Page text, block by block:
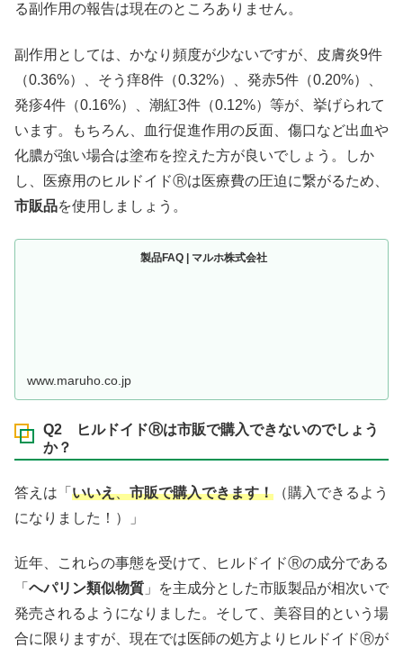
る副作用の報告は現在のところありません。
副作用としては、かなり頻度が少ないですが、皮膚炎9件
（0.36%）、そう痒8件（0.32%）、発赤5件（0.20%）、
発疹4件（0.16%）、潮紅3件（0.12%）等が、挙げられて
います。もちろん、血行促進作用の反面、傷口など出血や
化膿が強い場合は塗布を控えた方が良いでしょう。しか
し、医療用のヒルドイドⓇは医療費の圧迫に繋がるため、
市販品を使用しましょう。
製品FAQ | マルホ株式会社
www.maruho.co.jp
Q2 ヒルドイドⓇは市販で購入できないのでしょう
か？
答えは「 いいえ、市販で購入できます！ （購入できるよう
になりました！）」
近年、これらの事態を受けて、ヒルドイドⓇの成分である
「 ヘパリン類似物質 」を主成分とした市販製品が相次いで
発売されるようになりました。そして、美容目的という場
合に限りますが、現在では医師の処方よりヒルドイドⓇが